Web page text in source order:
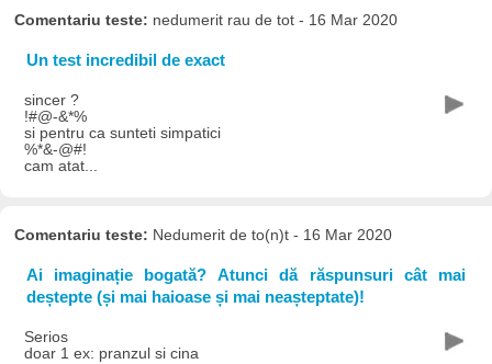
Comentariu teste: nedumerit rau de tot - 16 Mar 2020
Un test incredibil de exact
sincer ?
!#@-&*%
si pentru ca sunteti simpatici
%*&-@#!
cam atat...
Comentariu teste: Nedumerit de to(n)t - 16 Mar 2020
Ai imaginație bogată? Atunci dă răspunsuri cât mai
deștepte (și mai haioase și mai neașteptate)!
Serios
doar 1 ex: pranzul si cina